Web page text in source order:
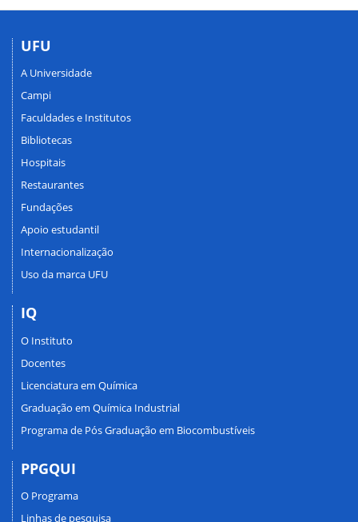
UFU
A Universidade
Campi
Faculdades e Institutos
Bibliotecas
Hospitais
Restaurantes
Fundações
Apoio estudantil
Internacionalização
Uso da marca UFU
IQ
O Instituto
Docentes
Licenciatura em Química
Graduação em Química Industrial
Programa de Pós Graduação em Biocombustíveis
PPGQUI
O Programa
Linhas de pesquisa